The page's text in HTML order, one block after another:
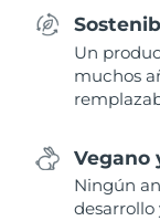
Un
muchos
Vegano
Ningún
desarrollo